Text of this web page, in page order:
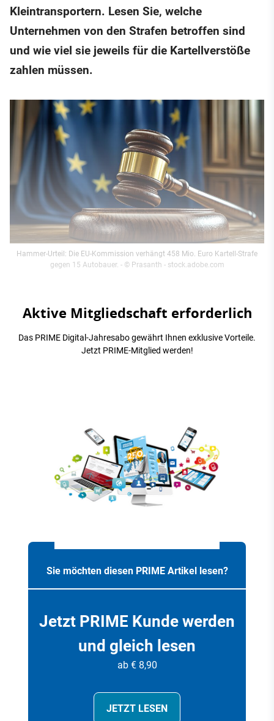
Kleintransportern. Lesen Sie, welche
Unternehmen von den Strafen betroffen sind
und wie viel sie jeweils für die Kartellverstöße
zahlen müssen.
Hammer-Urteil: Die EU-Kommission verhängt 458 Mio. Euro Kartell-Strafe
gegen 15 Autobauer. - © Prasanth - stock.adobe.com
Aktive Mitgliedschaft erforderlich
Das PRIME Digital-Jahresabo gewährt Ihnen exklusive Vorteile.
Jetzt PRIME-Mitglied werden!
Sie möchten diesen PRIME Artikel lesen?
Jetzt PRIME Kunde werden
und gleich lesen
ab € 8,90
JETZT LESEN